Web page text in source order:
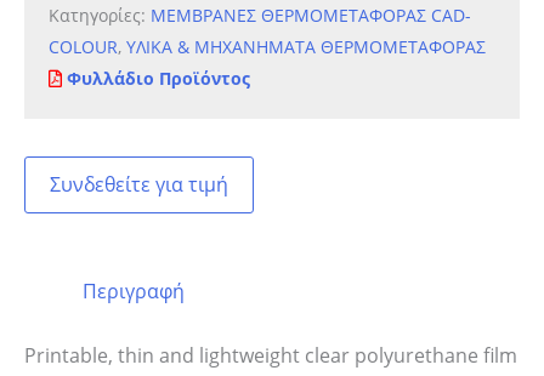
Κατηγορίες: ΜΕΜΒΡΑΝΕΣ ΘΕΡΜΟΜΕΤΑΦΟΡΑΣ CAD-
COLOUR, ΥΛΙΚΑ & ΜΗΧΑΝΗΜΑΤΑ ΘΕΡΜΟΜΕΤΑΦΟΡΑΣ
Φυλλάδιο Προϊόντος
Συνδεθείτε για τιμή
Περιγραφή
Printable, thin and lightweight clear polyurethane film